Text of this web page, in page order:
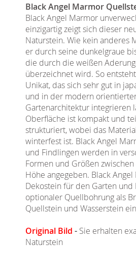
Black Angel Marmor
Black Angel Marmor
einzigartig zeigt sich dieser
Naturstein. Wie kein anderes
er durch seine dunkelgraue
die durch die weißen
überzeichnet wird. So
Unikat, das sich sehr gut in
und in der modern
Gartenarchitektur integrieren
Oberfläche ist kompakt und
strukturiert, wobei das
winterfest ist. Black Angel
und Findlingen werden in
Formen und Größen
Höhe angegeben. Black
Dekostein für den Garten und
optionaler Quellbohrung als
Quellstein und Wasserstein
Original Bild - Sie erhalten
Naturstein